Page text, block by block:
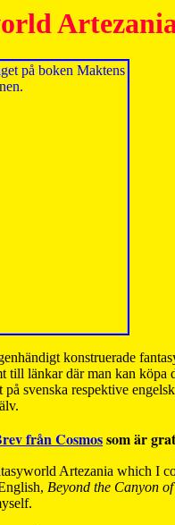
konstruerade
till länkar där man kan köpa
svenska respektive
från Cosmossom är
Artezania which I
Beyond the Canyon